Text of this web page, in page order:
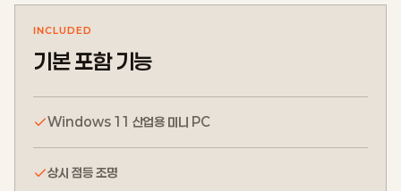
INCLUDED
기본 포함 기능
Windows 11 산업용 미니 PC
상시 점등 조명